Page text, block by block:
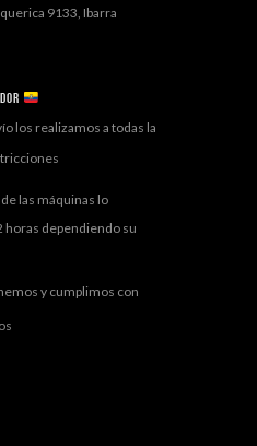
9133, Ibarra
los realizamos a todas la
las máquinas lo
horas dependiendo su
y cumplimos con